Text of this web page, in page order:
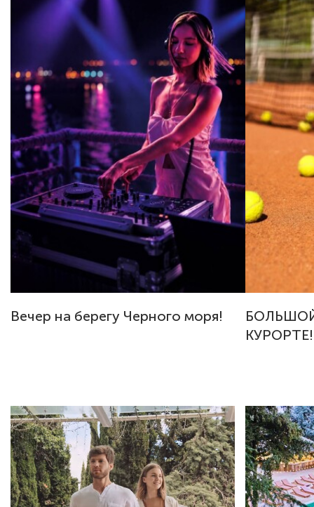
Вечер на берегу Черного моря!
КУРОРТЕ!